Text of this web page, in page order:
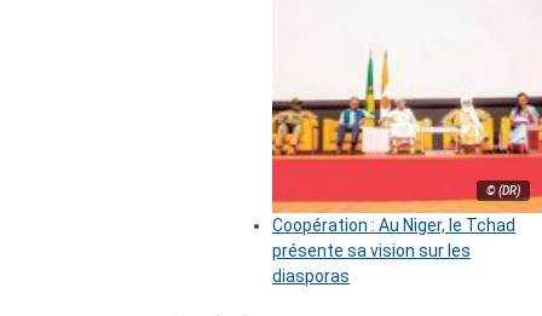
© (DR)
Coopération : Au Niger, le Tchad
présente sa vision sur les
diasporas